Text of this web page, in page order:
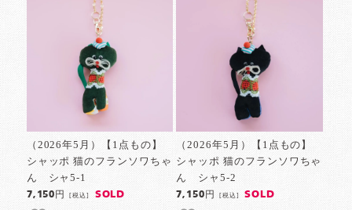
（2026年5月）【1点もの】
シャッポ 猫のフランソワちゃ
ん シャ5-1
7,150円[税込] SOLD
（2026年5月）【1点もの】
シャッポ 猫のフランソワちゃ
ん シャ5-2
7,150円 [税込] SOLD